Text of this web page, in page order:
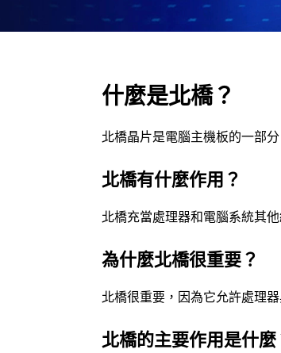
什麼是北橋？
北橋晶片是電腦主機板的一部
北橋有什麼作用？
北橋充當處理器和電腦系統其
為什麼北橋很重要？
北橋很重要，因為它允許處理
北橋的主要作用是什麼